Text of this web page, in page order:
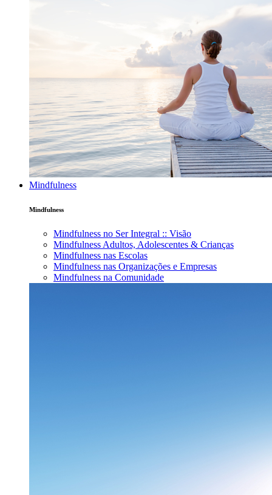
Mindfulness
Mindfulness
Mindfulness no Ser Integral :: Visão
Mindfulness Adultos, Adolescentes & Crianças
Mindfulness nas Escolas
Mindfulness nas Organizações e Empresas
Mindfulness na Comunidade